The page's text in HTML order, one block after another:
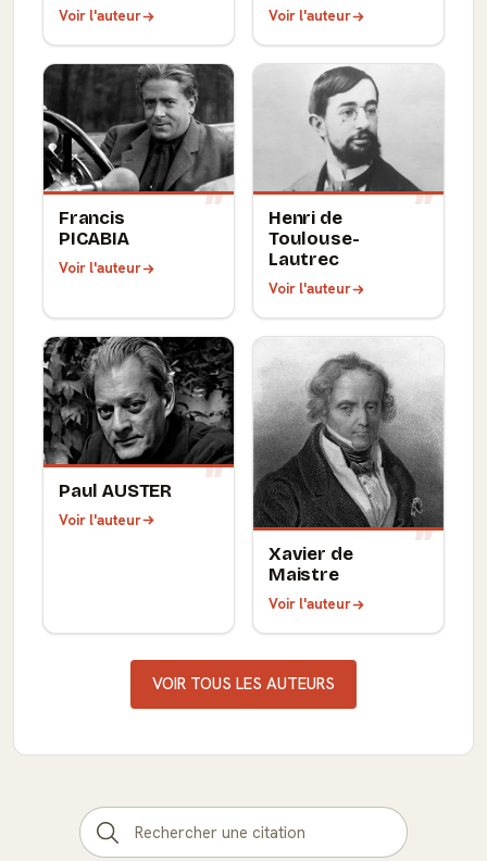
Voir l'auteur Voir l'auteur
Francis
PICABIA
Voir l'auteur
Henri de
Toulouse-
Lautrec
Voir l'auteur
Paul AUSTER
Voir l'auteur
Xavier de
Maistre
Voir l'auteur
VOIR TOUS LES AUTEURS